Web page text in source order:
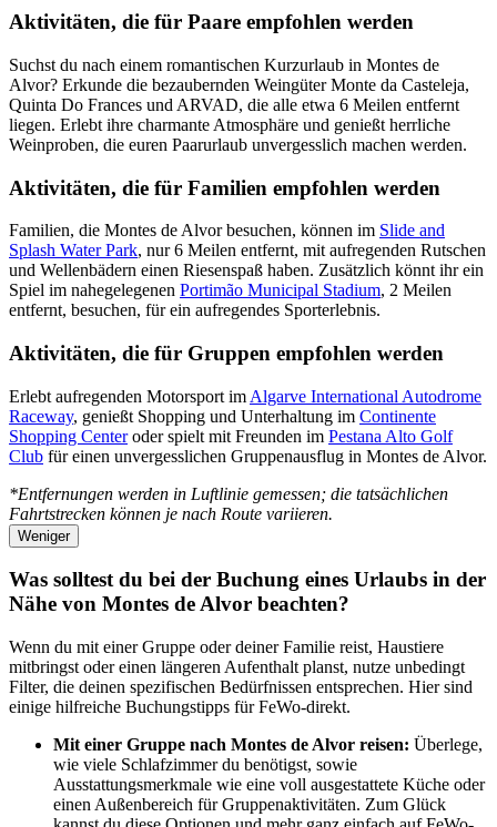
Aktivitäten, die für Paare empfohlen werden
Suchst du nach einem romantischen Kurzurlaub in Montes de
Alvor? Erkunde die bezaubernden Weingüter Monte da Casteleja,
Quinta Do Frances und ARVAD, die alle etwa 6 Meilen entfernt
liegen. Erlebt ihre charmante Atmosphäre und genießt herrliche
Weinproben, die euren Paarurlaub unvergesslich machen werden.
Aktivitäten, die für Familien empfohlen werden
Familien, die Montes de Alvor besuchen, können im Slide and
Splash Water Park, nur 6 Meilen entfernt, mit aufregenden Rutschen
und Wellenbädern einen Riesenspaß haben. Zusätzlich könnt ihr ein
Spiel im nahegelegenen Portimão Municipal Stadium, 2 Meilen
entfernt, besuchen, für ein aufregendes Sporterlebnis.
Aktivitäten, die für Gruppen empfohlen werden
Erlebt aufregenden Motorsport im Algarve International Autodrome
Raceway, genießt Shopping und Unterhaltung im Continente
Shopping Centeroder spielt mit Freunden im Pestana Alto Golf
Club für einen unvergesslichen Gruppenausflug in Montes de Alvor.
*Entfernungen werden in Luftlinie gemessen; die tatsächlichen
Fahrtstrecken können je nach Route variieren.
Weniger
Was solltest du bei der Buchung eines Urlaubs in der
Nähe von Montes de Alvor beachten?
Wenn du mit einer Gruppe oder deiner Familie reist, Haustiere
mitbringst oder einen längeren Aufenthalt planst, nutze unbedingt
Filter, die deinen spezifischen Bedürfnissen entsprechen. Hier sind
einige hilfreiche Buchungstipps für FeWo-direkt.
Mit einer Gruppe nach Montes de Alvor reisen: Überlege,
wie viele Schlafzimmer du benötigst, sowie
Ausstattungsmerkmale wie eine voll ausgestattete Küche oder
einen Außenbereich für Gruppenaktivitäten. Zum Glück